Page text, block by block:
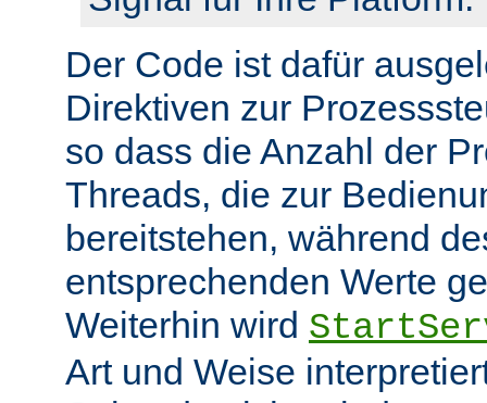
Der Code ist dafür
Direktiven zur
so dass die Anzahl der
Threads, die zur
bereitstehen, während
entsprechenden Werte
Weiterhin wird
Art und Weise